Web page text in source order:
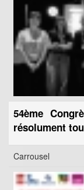
54ème
résolument
Carrousel